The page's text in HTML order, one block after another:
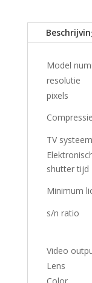
Model
resolutie
pixels
Compressie
TV systeem
shutter tijd
Minimum
s/n ratio
Video
Lens